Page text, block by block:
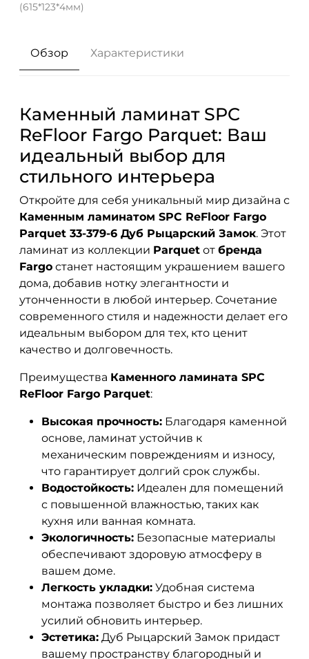
(615*123*4мм)
Обзор Характеристики
Каменный ламинат SPC
ReFloor Fargo Parquet: Ваш
идеальный выбор для
стильного интерьера
Откройте для себя уникальный мир дизайна с
Каменным ламинатом SPC ReFloor Fargo
Parquet 33-379-6 Дуб Рыцарский Замок. Этот
ламинат из коллекции Parquet от бренда
Fargo станет настоящим украшением вашего
дома, добавив нотку элегантности и
утонченности в любой интерьер. Сочетание
современного стиля и надежности делает его
идеальным выбором для тех, кто ценит
качество и долговечность.
Преимущества Каменного ламината SPC
ReFloor Fargo Parquet:
Высокая прочность: Благодаря каменной
основе, ламинат устойчив к
механическим повреждениям и износу,
что гарантирует долгий срок службы.
Водостойкость: Идеален для помещений
с повышенной влажностью, таких как
кухня или ванная комната.
Экологичность: Безопасные материалы
обеспечивают здоровую атмосферу в
вашем доме.
Легкость укладки: Удобная система
монтажа позволяет быстро и без лишних
усилий обновить интерьер.
Эстетика: Дуб Рыцарский Замок придаст
вашему пространству благородный и